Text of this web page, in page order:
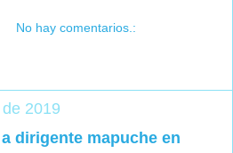
No hay comentarios.:
2019
dirigente mapuche en